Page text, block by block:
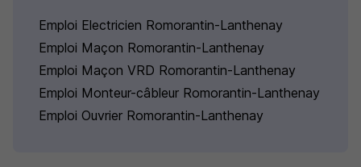
Emploi Electricien Romorantin-Lanthenay
Emploi Maçon Romorantin-Lanthenay
Emploi Maçon VRD Romorantin-Lanthenay
Emploi Monteur-câbleur Romorantin-Lanthenay
Emploi Ouvrier Romorantin-Lanthenay